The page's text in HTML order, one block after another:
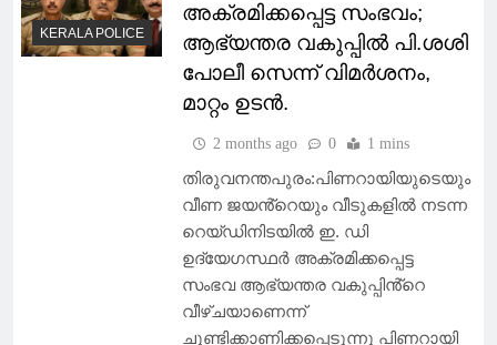
KERALA POLICE
അക്രമിക്കപ്പെട്ട സംഭവം;
ആഭ്യന്തര വകുപ്പിൽ പി.ശശി
പോലീ സെന്ന് വിമർശനം,
മാറ്റം ഉടൻ.
2 months ago 0 1 mins
തിരുവനന്തപുരം:പിണറായിയുടെയും
വീണ ജയൻ്റെയും വീടുകളിൽ നടന്ന
റെയ്ഡിനിടയിൽ ഇ. ഡി
ഉദ്യേഗസ്ഥർ അക്രമിക്കപ്പെട്ട
സംഭവ ആഭ്യന്തര വകുപ്പിൻ്റെ
വീഴ്ചയാണെന്ന്
ചൂണ്ടിക്കാണിക്കപ്പെടുന്നു പിണറായി